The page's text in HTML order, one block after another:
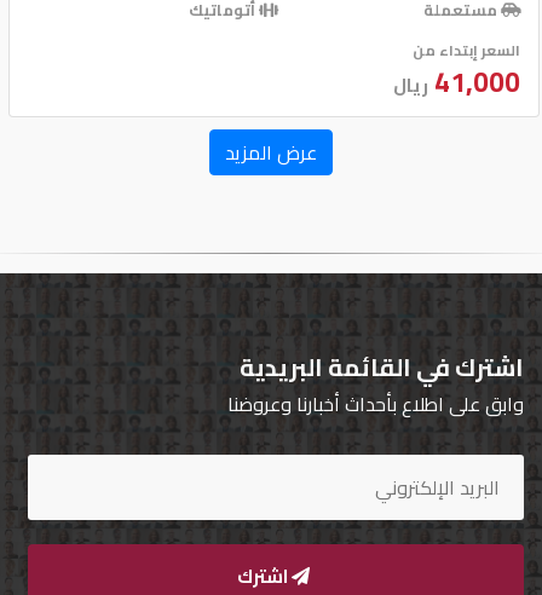
كيو
ماركت
Qatar
Cars
2020
©
مستعملة
أتوماتيك
السعر إبتداء من
41,000 ريال
عرض المزيد
اشترك في القائمة البريدية
وابق على اطلاع بأحداث أخبارنا وعروضنا
اشترك